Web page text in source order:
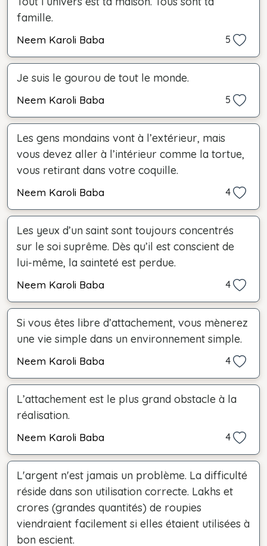
famille.
Neem Karoli Baba 5
Je suis le gourou de tout le monde.
Neem Karoli Baba 5
Les gens mondains vont à l’extérieur, mais
vous devez aller à l’intérieur comme la tortue,
vous retirant dans votre coquille.
Neem Karoli Baba 4
Les yeux d’un saint sont toujours concentrés
sur le soi suprême. Dès qu’il est conscient de
lui-même, la sainteté est perdue.
Neem Karoli Baba 4
Si vous êtes libre d’attachement, vous mènerez
une vie simple dans un environnement simple.
Neem Karoli Baba 4
L’attachement est le plus grand obstacle à la
réalisation.
Neem Karoli Baba 4
L'argent n'est jamais un problème. La difficulté
réside dans son utilisation correcte. Lakhs et
crores (grandes quantités) de roupies
viendraient facilement si elles étaient utilisées à
bon escient.